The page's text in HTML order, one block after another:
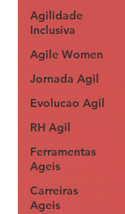
Agilidade
Inclusiva
Agile Women
Jornada Agil
Evolucao Agil
RH Agil
Ferramentas
Ageis
Carreiras
Ageis